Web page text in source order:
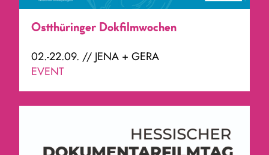
Ostthüringer Dokfilmwochen
02.-22.09. // JENA + GERA
EVENT